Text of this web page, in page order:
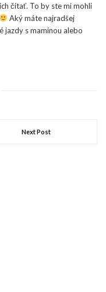
čítať. To by ste mi mohli
Aký máte najradšej
jazdy s maminou alebo
Next Post